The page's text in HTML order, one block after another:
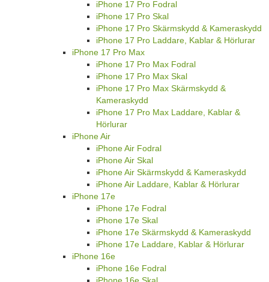
iPhone 17 Pro Fodral
iPhone 17 Pro Skal
iPhone 17 Pro Skärmskydd & Kameraskydd
iPhone 17 Pro Laddare, Kablar & Hörlurar
iPhone 17 Pro Max
iPhone 17 Pro Max Fodral
iPhone 17 Pro Max Skal
iPhone 17 Pro Max Skärmskydd &
Kameraskydd
iPhone 17 Pro Max Laddare, Kablar &
Hörlurar
iPhone Air
iPhone Air Fodral
iPhone Air Skal
iPhone Air Skärmskydd & Kameraskydd
iPhone Air Laddare, Kablar & Hörlurar
iPhone 17e
iPhone 17e Fodral
iPhone 17e Skal
iPhone 17e Skärmskydd & Kameraskydd
iPhone 17e Laddare, Kablar & Hörlurar
iPhone 16e
iPhone 16e Fodral